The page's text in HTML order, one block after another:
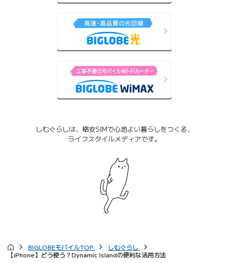
しむぐらしは、格安SIMで心地よい暮らしをつくる、
ライフスタイルメディアです。
BIGLOBEモバイルTOP
しむぐらし
【iPhone】どう使う？Dynamic Islandの便利な活用方法